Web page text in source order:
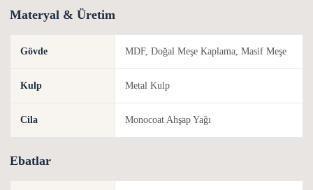
Materyal & Üretim
Gövde MDF, Doğal Meşe Kaplama, Masif Meşe
Kulp Metal Kulp
Cila Monocoat Ahşap Yağı
Ebatlar